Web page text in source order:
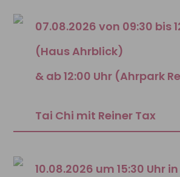
07.08.2026 von 09:30 bis
(Haus Ahrblick)
& ab 12:00 Uhr (Ahrpark
Tai Chi mit Reiner Tax
10.08.2026 um 15:30 Uhr